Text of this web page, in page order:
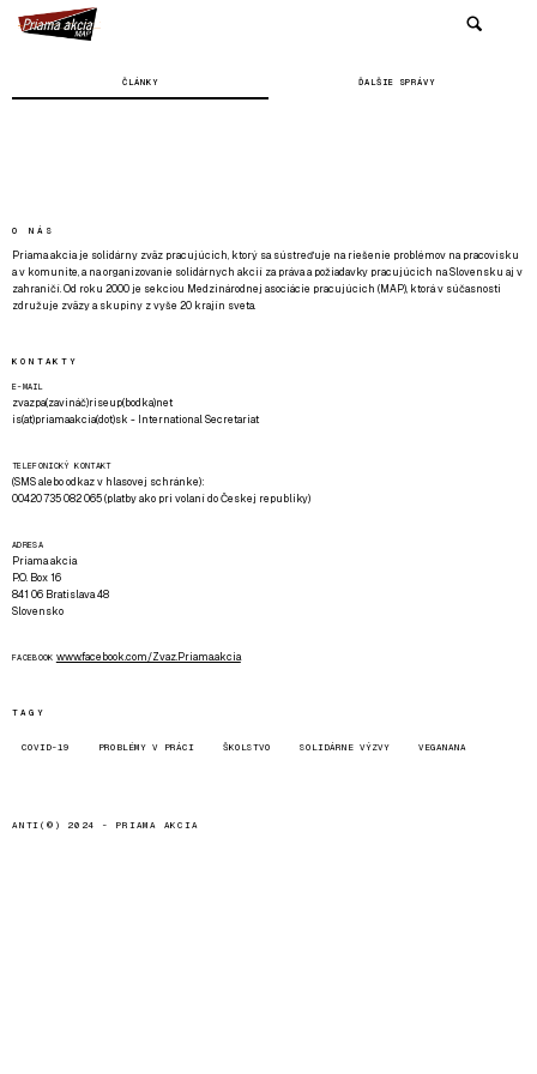
ČLÁNKY ĎALŠIE SPRÁVY
O NÁS
Priama akcia je solidárny zväz pracujúcich, ktorý sa sústreďuje na riešenie problémov na pracovisku
a v komunite, a na organizovanie solidárnych akcií za práva a požiadavky pracujúcich na Slovensku aj v
zahraničí. Od roku 2000 je sekciou Medzinárodnej asociácie pracujúcich (MAP), ktorá v súčasnosti
združuje zväzy a skupiny z vyše 20 krajín sveta.
KONTAKTY
E-MAIL
zvazpa(zavináč)riseup(bodka)net
is(at)priamaakcia(dot)sk - International Secretariat
TELEFONICKÝ KONTAKT
(SMS alebo odkaz v hlasovej schránke):
00420 735 082 065 (platby ako pri volaní do Českej republiky)
ADRESA
Priama akcia
P.O. Box 16
841 06 Bratislava 48
Slovensko
FACEBOOK www.facebook.com/Zvaz.Priama.akcia
TAGY
COVID-19 PROBLÉMY V PRÁCI ŠKOLSTVO SOLIDÁRNE VÝZVY VEGANANA
ANTI(©) 2024 - PRIAMA AKCIA